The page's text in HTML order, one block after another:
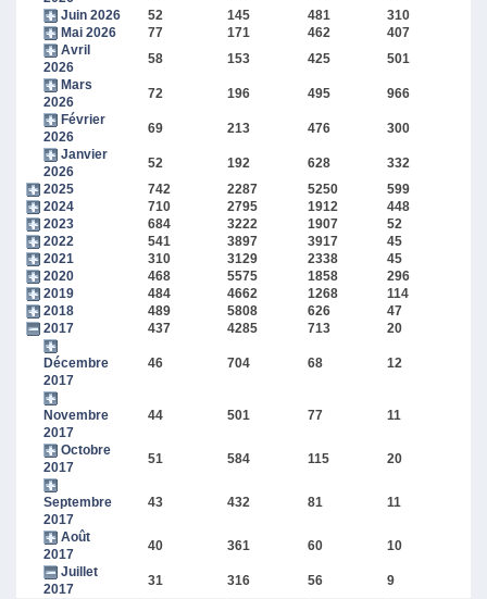
Juin 2026
52 145 481 310
Mai 2026
77 171 462 407
Avril
2026
58 153 425 501
Mars
2026
72 196 495 966
Février
2026
69 213 476 300
Janvier
2026
52 192 628 332
2025
742 2287 5250 599
2024
710 2795 1912 448
2023
684 3222 1907 52
2022
541 3897 3917 45
2021
310 3129 2338 45
2020
468 5575 1858 296
2019
484 4662 1268 114
2018
489 5808 626 47
2017
437 4285 713 20
Décembre
2017
46 704 68 12
Novembre
2017
44 501 77 11
Octobre
2017
51 584 115 20
Septembre
2017
43 432 81 11
Août
2017
40 361 60 10
Juillet
2017
31 316 56 9